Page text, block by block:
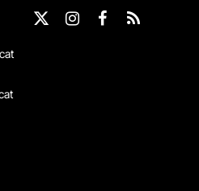
X
Instagram
Facebook
RSS